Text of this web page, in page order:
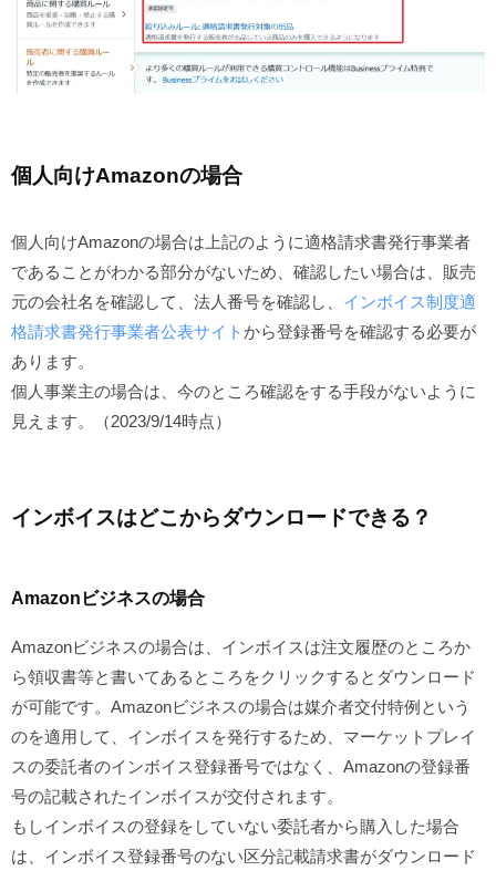
個人向けAmazonの場合
個人向けAmazonの場合は上記のように適格請求書発行事業者
であることがわかる部分がないため、確認したい場合は、販売
元の会社名を確認して、法人番号を確認し、 インボイス制度適
格請求書発行事業者公表サイトから登録番号を確認する必要が
あります。
個人事業主の場合は、今のところ確認をする手段がないように
見えます。（2023/9/14時点）
インボイスはどこからダウンロードできる？
Amazonビジネスの場合
Amazonビジネスの場合は、インボイスは注文履歴のところか
ら領収書等と書いてあるところをクリックするとダウンロード
が可能です。Amazonビジネスの場合は媒介者交付特例という
のを適用して、インボイスを発行するため、マーケットプレイ
スの委託者のインボイス登録番号ではなく、Amazonの登録番
号の記載されたインボイスが交付されます。
もしインボイスの登録をしていない委託者から購入した場合
は、インボイス登録番号のない区分記載請求書がダウンロード